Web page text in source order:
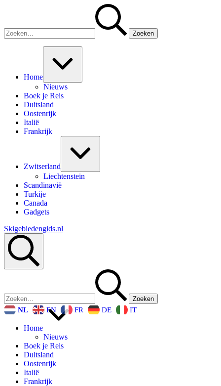
inhoud
Home
Nieuws
Boek je Reis
Duitsland
Oostenrijk
Italië
Frankrijk
Zwitserland
Liechtenstein
Scandinavië
Turkije
Canada
Gadgets
Skigebiedengids.nl
Zoeken
NL EN FR DE IT
Home
Nieuws
Boek je Reis
Duitsland
Oostenrijk
Italië
Frankrijk